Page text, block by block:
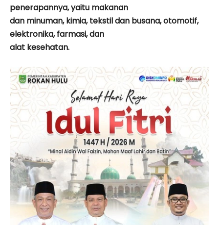
penerapannya, yaitu makanan
dan minuman, kimia, tekstil dan busana, otomotif,
elektronika, farmasi, dan
alat kesehatan.